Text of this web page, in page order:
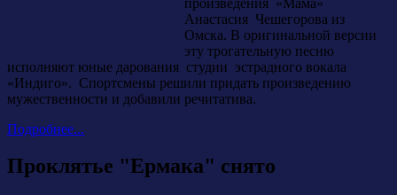
Анастасия Чешегорова из
Омска. В оригинальной версии
эту трогательную песню
исполняют юные дарования студии эстрадного вокала
«Индиго». Спортсмены решили придать произведению
мужественности и добавили речитатива.
Подробнее...
Проклятье "Ермака" снято